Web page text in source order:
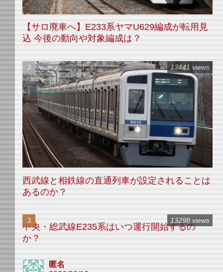
【サロ廃車へ】E233系ヤマU629編成が転用見
込 今後の動向や対象編成は？
西武線と相鉄線の直通列車が設定されることは
あるのか？
13441 views
中央・総武線E235系はいつ運行開始するの
か？
13298 views
匿名